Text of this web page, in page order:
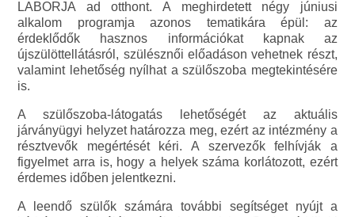
LABORJA ad otthont. A meghirdetett négy júniusi
alkalom programja azonos tematikára épül: az
érdeklődők hasznos információkat kapnak az
újszülöttellátásról, szülésznői előadáson vehetnek részt,
valamint lehetőség nyílhat a szülőszoba megtekintésére
is.
A szülőszoba-látogatás lehetőségét az aktuális
járványügyi helyzet határozza meg, ezért az intézmény a
résztvevők megértését kéri. A szervezők felhívják a
figyelmet arra is, hogy a helyek száma korlátozott, ezért
érdemes időben jelentkezni.
A leendő szülők számára további segítséget nyújt a